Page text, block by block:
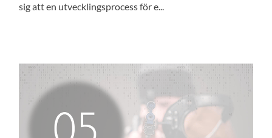
sig att en utvecklingsprocess för e...